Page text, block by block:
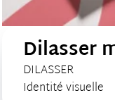
Dilasser
CLIENT :
DILASSER
Catégorie de
Identité visuelle